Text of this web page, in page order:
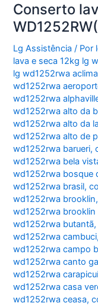
Conserto
Lg Assistência / Por
lava e seca 12kg lg
lg wd1252rwa
wd1252rwa
wd1252rwa
wd1252rwa alto da
wd1252rwa alto da
wd1252rwa alto de
wd1252rwa barueri,
wd1252rwa bela
wd1252rwa bosque
wd1252rwa brasil,
wd1252rwa brooklin
wd1252rwa brooklin
wd1252rwa butantã
wd1252rwa cambuci
wd1252rwa campo
wd1252rwa canto
wd1252rwa
wd1252rwa casa
wd1252rwa ceasa,